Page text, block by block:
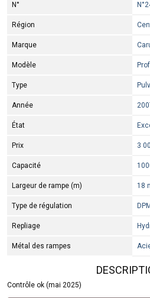
N°
Région
Marque
Modèle
Type
Année
État
Prix 3
Capacité
Largeur de rampe (m) 18
Type de régulation DPM
Repliage
Métal des rampes
Contrôle ok (mai 2025)